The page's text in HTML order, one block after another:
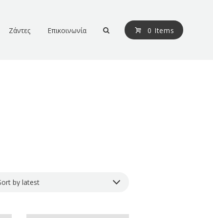
Ζάντες Επικοινωνία 0 Items